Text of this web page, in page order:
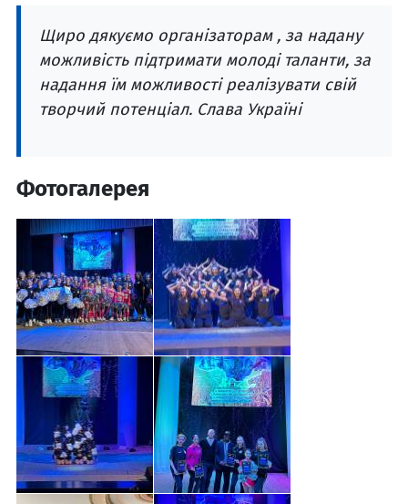
Щиро дякуємо організаторам , за надану
можливість підтримати молоді таланти, за
надання їм можливості реалізувати свій
творчий потенціал. Слава Україні
Фотогалерея